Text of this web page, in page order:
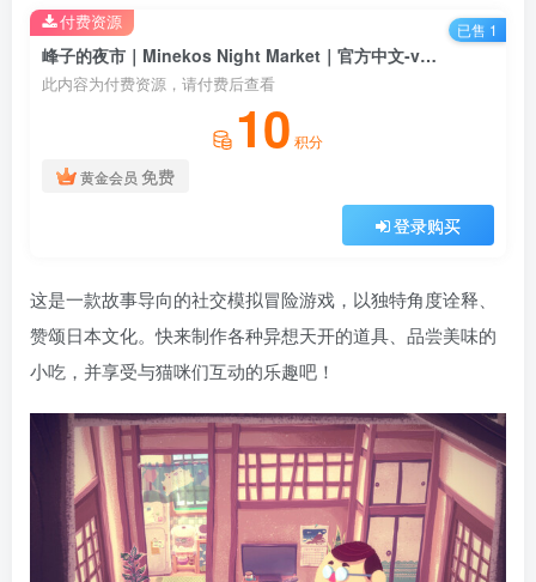
峰子的夜市｜Minekos Night Market｜官方中文-v0.8.2.9e｜1.54G｜免安装
此内容为付费资源，请付费后查看
10 积分
黄金会员 免费
登录购买
付费资源 已售 1
这是一款故事导向的社交模拟冒险游戏，以独特角度诠释、
赞颂日本文化。快来制作各种异想天开的道具、品尝美味的
小吃，并享受与猫咪们互动的乐趣吧！